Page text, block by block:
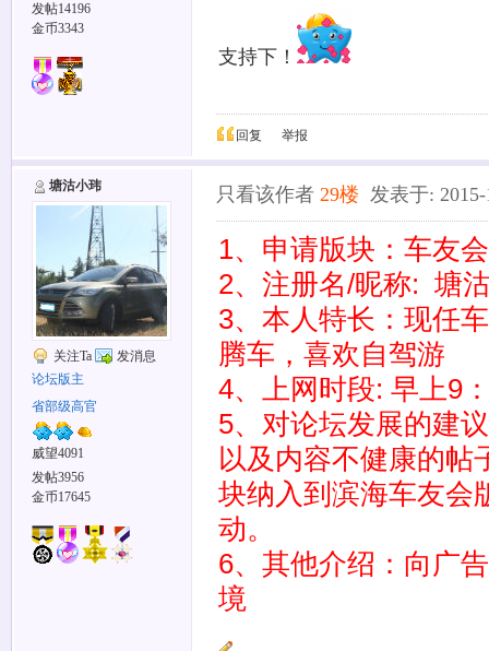
发帖14196
金币3343
支持下！
回复 举报
塘沽小玮
关注Ta
发消息
论坛版主
省部级高官
威望4091
发帖3956
金币17645
只看该作者 29楼 发表于: 2015-
1、申请版块：车友
2、注册名/昵称: 塘
3、本人特长：现任
腾车，喜欢自驾游
4、上网时段: 早上9
5、对论坛发展的建
以及内容不健康的帖
块纳入到滨海车友会
动。
6、其他介绍：向广
境